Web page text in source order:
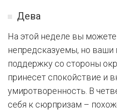
Дева
На этой неделе вы
непредсказуемы, но ваши
поддержку со стороны
принесет спокойствие и
умиротворенность. В
себя к сюрпризам –